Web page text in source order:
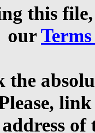
this
our